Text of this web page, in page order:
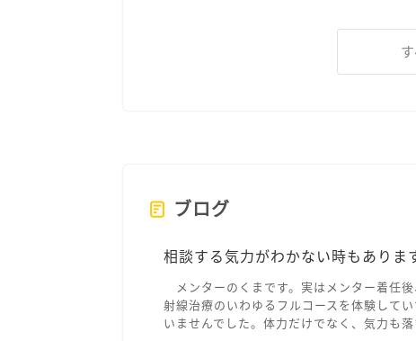
ブログ
相談する気力がわかない時もありま
メンターのくまです。実はメンター着任
射線治療のいわゆるフルコースを体験して
いませんでした。体力だけでなく、気力も